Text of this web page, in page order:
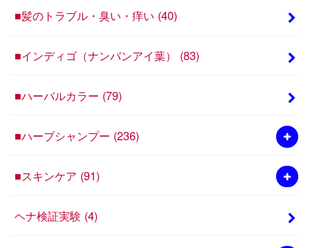
■髪のトラブル・臭い・痒い (40)
■インディゴ（ナンバンアイ葉） (83)
■ハーバルカラー (79)
■ハーブシャンプー (236)
■スキンケア (91)
ヘナ検証実験 (4)